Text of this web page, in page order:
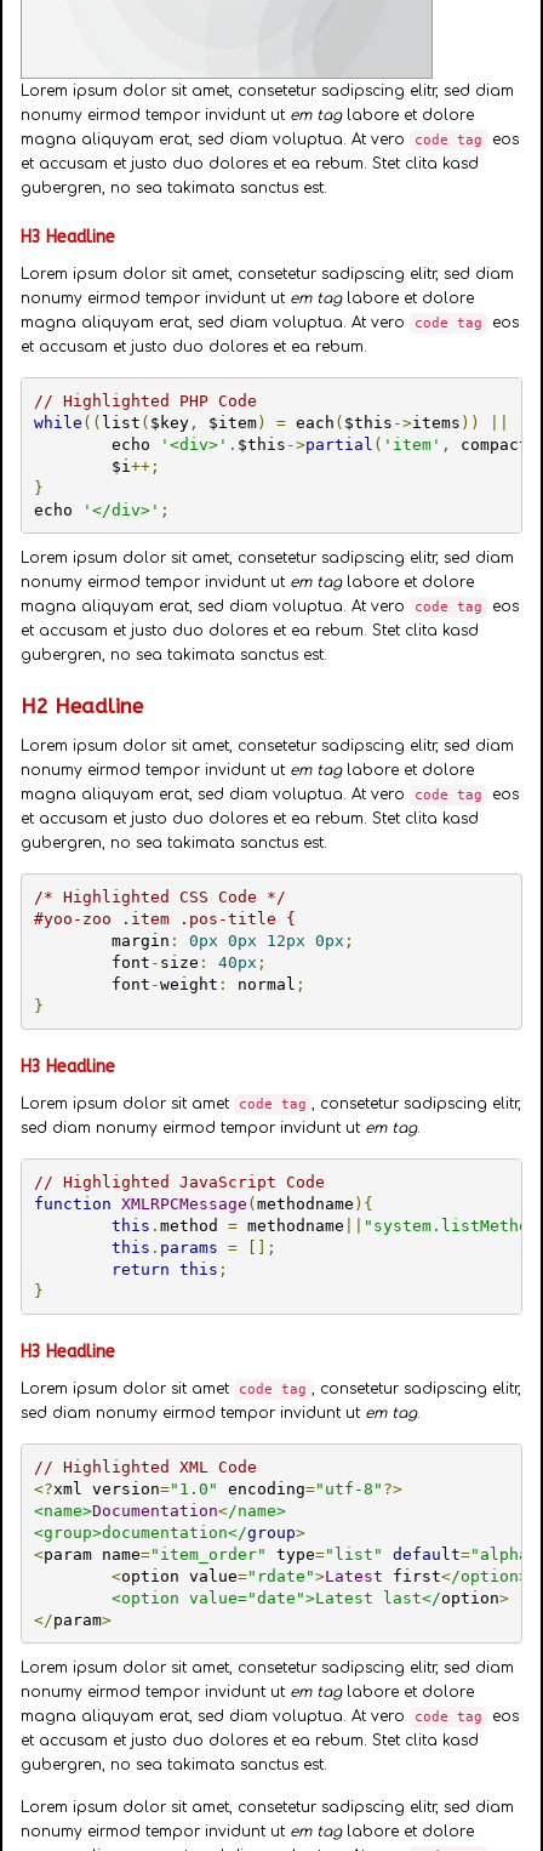
Lorem ipsum dolor sit amet, consetetur sadipscing elitr, sed diam
nonumy eirmod tempor invidunt ut em taglabore et dolore
magna aliquyam erat, sed diam voluptua. At vero
code tag
eos
et accusam et justo duo dolores et ea rebum. Stet clita kasd
gubergren, no sea takimata sanctus est.
H3 Headline
Lorem ipsum dolor sit amet, consetetur sadipscing elitr, sed diam
nonumy eirmod tempor invidunt ut em taglabore et dolore
magna aliquyam erat, sed diam voluptua. At vero
code tag
eos
et accusam et justo duo dolores et ea rebum.
// Highlighted PHP Code
while (( list ( $key, $item) = each ( $this ->items ))
	echo
'<div>' . $this ->partial ( 'item' , compact
	$i
++;
}
echo
'</div>' ;
Lorem ipsum dolor sit amet, consetetur sadipscing elitr, sed diam
nonumy eirmod tempor invidunt ut em taglabore et dolore
magna aliquyam erat, sed diam voluptua. At vero
code tag
eos
et accusam et justo duo dolores et ea rebum. Stet clita kasd
gubergren, no sea takimata sanctus est.
H2 Headline
Lorem ipsum dolor sit amet, consetetur sadipscing elitr, sed diam
nonumy eirmod tempor invidunt ut em taglabore et dolore
magna aliquyam erat, sed diam voluptua. At vero
code tag
eos
et accusam et justo duo dolores et ea rebum. Stet clita kasd
gubergren, no sea takimata sanctus est.
/* Highlighted CSS Code */
#yoo-zoo .item .pos-title {
	margin
: 0px 0px 12px 0px ;
	font
- size : 40px ;
	font
-weight : normal ;
}
H3 Headline
Lorem ipsum dolor sit amet code tag , consetetur sadipscing elitr,
sed diam nonumy eirmod tempor invidunt ut em tag.
// Highlighted JavaScript Code
function XMLRPCMessage (methodname ){
this . method = methodname
this . params =
[];
return this ;
}
H3 Headline
Lorem ipsum dolor sit amet code tag , consetetur sadipscing elitr,
sed diam nonumy eirmod tempor invidunt ut em tag.
// Highlighted XML Code
<?xml version="1.0" encoding="utf-8" ?>
<name>Documentation</name>
<group>documentation</group>
<param name="item_order" type="list" default="alpha"
<option value="rdate">Latest first</option>
	<option value="date">Latest last</
option>
</param>
Lorem ipsum dolor sit amet, consetetur sadipscing elitr, sed diam
nonumy eirmod tempor invidunt ut em taglabore et dolore
magna aliquyam erat, sed diam voluptua. At vero
code tag
eos
et accusam et justo duo dolores et ea rebum. Stet clita kasd
gubergren, no sea takimata sanctus est.
Lorem ipsum dolor sit amet, consetetur sadipscing elitr, sed diam
nonumy eirmod tempor invidunt ut em taglabore et dolore